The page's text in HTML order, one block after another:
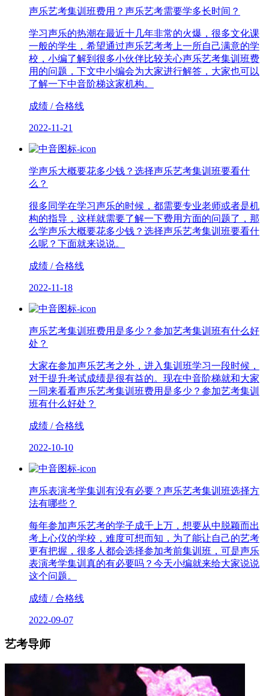
声乐艺考集训班费用？声乐艺考需要学多长时间？
学习声乐的热潮在最近十几年非常的火爆，很多文化课
一般的学生，希望通过声乐艺考考上一所自己满意的学
校，小编了解到很多小伙伴比较关心声乐艺考集训班费
用的问题，下文中小编会为大家进行解答，大家也可以
了解一下中音阶梯这家机构。
成绩 / 合格线
2022-11-21
学声乐大概要花多少钱？选择声乐艺考集训班要看什
么？
很多同学在学习声乐的时候，都需要专业老师或者是机
构的指导，这样就需要了解一下费用方面的问题了，那
么学声乐大概要花多少钱？选择声乐艺考集训班要看什
么呢？下面就来说说。
成绩 / 合格线
2022-11-18
声乐艺考集训班费用是多少？参加艺考集训班有什么好
处？
大家在参加声乐艺考之外，进入集训班学习一段时候，
对于提升考试成绩是很有益的。现在中音阶梯就和大家
一同来看看声乐艺考集训班费用是多少？参加艺考集训
班有什么好处？
成绩 / 合格线
2022-10-10
声乐表演考学集训有没有必要？声乐艺考集训班选择方
法有哪些？
每年参加声乐艺考的学子成千上万，想要从中脱颖而出
考上心仪的学校，难度可想而知，为了能让自己的艺考
更有把握，很多人都会选择参加考前集训班，可是声乐
表演考学集训真的有必要吗？今天小编就来给大家说说
这个问题。
成绩 / 合格线
2022-09-07
艺考导师